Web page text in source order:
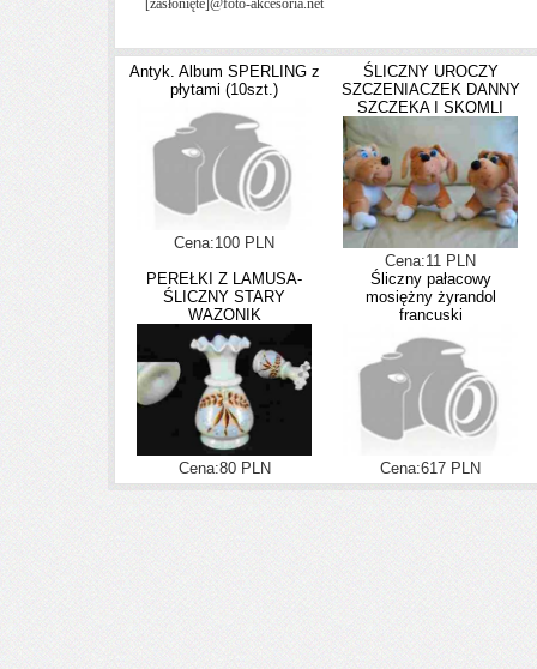
[zasłonięte]@foto-akcesoria.net
Antyk. Album SPERLING z
płytami (10szt.)
Cena:100 PLN
ŚLICZNY UROCZY
SZCZENIACZEK DANNY
SZCZEKA I SKOMLI
Cena:11 PLN
PEREŁKI Z LAMUSA-
ŚLICZNY STARY
WAZONIK
Cena:80 PLN
Śliczny pałacowy
mosiężny żyrandol
francuski
Cena:617 PLN